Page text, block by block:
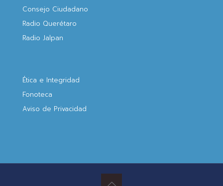
Consejo Ciudadano
Radio Querétaro
Radio Jalpan
Ética e Integridad
Fonoteca
Aviso de Privacidad